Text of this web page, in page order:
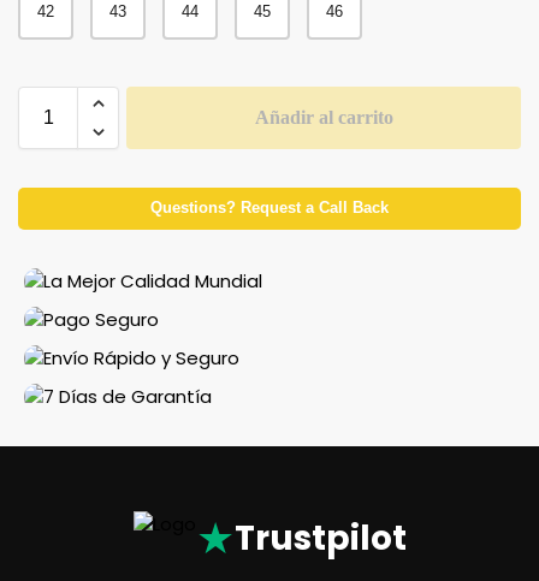
42 43 44 45 46
Añadir al carrito
Questions? Request a Call Back
★Trustpilot